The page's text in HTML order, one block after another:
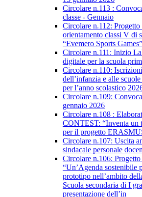
Circolare n.113 :
classe - Gennaio
Circolare n.112:
orientamento classi V di
“Evemero Sports
Circolare n.111: Inizio
digitale per la scuola
Circolare n.110:
dell’infanzia e alle
per l’anno scolastico
Circolare n.109:
gennaio 2026
Circolare n.108 :
CONTEST: “Inventa un
per il progetto
Circolare n.107: Uscita
sindacale personale
Circolare n.106:
“Un’Agenda sostenibile
prototipo nell’ambito
Scuola secondaria di I
presentazione dell’in